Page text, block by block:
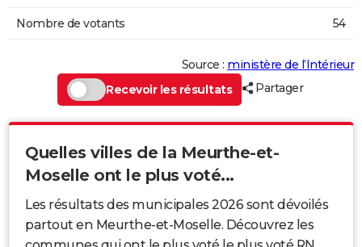
Nombre de votants 54
Source : ministère de l’Intérieur
Recevoir les résultats
Partager
Quelles villes de la Meurthe-et-
Moselle ont le plus voté...
Les résultats des municipales 2026 sont dévoilés
partout en Meurthe-et-Moselle. Découvrez les